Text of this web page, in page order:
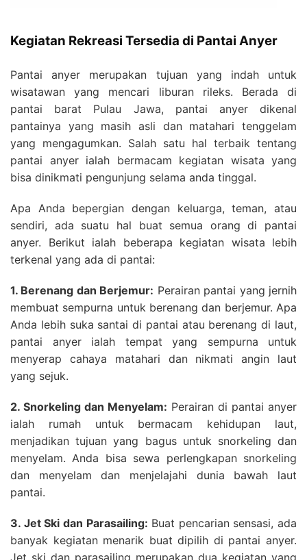
Kegiatan Rekreasi Tersedia di Pantai Anyer
Pantai anyer merupakan tujuan yang indah untuk
wisatawan yang mencari liburan rileks. Berada di
pantai barat Pulau Jawa, pantai anyer dikenal
pantainya yang masih asli dan matahari tenggelam
yang mengagumkan. Salah satu hal terbaik tentang
pantai anyer ialah bermacam kegiatan wisata yang
bisa dinikmati pengunjung selama anda tinggal.
Apa Anda bepergian dengan keluarga, teman, atau
sendiri, ada suatu hal buat semua orang di pantai
anyer. Berikut ialah beberapa kegiatan wisata lebih
terkenal yang ada di pantai:
1. Berenang dan Berjemur: Perairan pantai yang jernih
membuat sempurna untuk berenang dan berjemur. Apa
Anda lebih suka santai di pantai atau berenang di laut,
pantai anyer ialah tempat yang sempurna untuk
menyerap cahaya matahari dan nikmati angin laut
yang sejuk.
2. Snorkeling dan Menyelam: Perairan di pantai anyer
ialah rumah untuk bermacam kehidupan laut,
menjadikan tujuan yang bagus untuk snorkeling dan
menyelam. Anda bisa sewa perlengkapan snorkeling
dan menyelam dan menjelajahi dunia bawah laut
pantai.
3. Jet Ski dan Parasailing: Buat pencarian sensasi, ada
banyak kegiatan menarik buat dipilih di pantai anyer.
Jet ski dan parasailing merupakan dua kegiatan yang